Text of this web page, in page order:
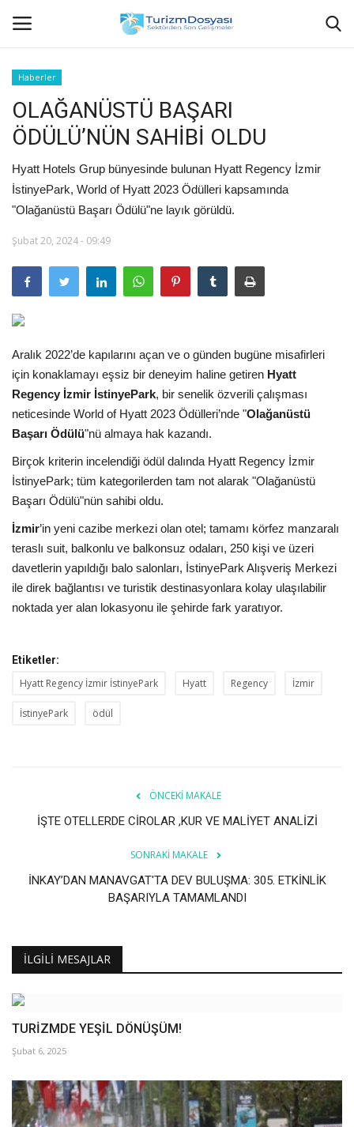
Anasayfa
Bize Ulaşın
Künye
KVKK Aydınlatma Metni
Görüntülü
Araştırma - İnceleme
Lezzet Durakları
Röportajlar
Gezi - Yorum
Sizlerden Gelenler
Yorumlar
Galeri
Haberler
OLAĞANÜSTÜ BAŞARI
ÖDÜLÜ’NÜN SAHİBİ OLDU
Hyatt Hotels Grup bünyesinde bulunan Hyatt Regency İzmir
İstinyePark, World of Hyatt 2023 Ödülleri kapsamında
"Olağanüstü Başarı Ödülü"ne layık görüldü.
Şubat 20, 2024 - 09:49
Aralık 2022’de kapılarını açan ve o günden bugüne misafirleri
için konaklamayı eşsiz bir deneyim haline getiren Hyatt
Regency İzmir İstinyePark, bir senelik özverili çalışması
neticesinde World of Hyatt 2023 Ödülleri’nde "Olağanüstü
Başarı Ödülü"nü almaya hak kazandı.
Birçok kriterin incelendiği ödül dalında Hyatt Regency İzmir
İstinyePark; tüm kategorilerden tam not alarak "Olağanüstü
Başarı Ödülü"nün sahibi oldu.
İzmir’in yeni cazibe merkezi olan otel; tamamı körfez manzaralı
teraslı suit, balkonlu ve balkonsuz odaları, 250 kişi ve üzeri
davetlerin yapıldığı balo salonları, İstinyePark Alışveriş Merkezi
ile direk bağlantısı ve turistik destinasyonlara kolay ulaşılabilir
noktada yer alan lokasyonu ile şehirde fark yaratıyor.
Etiketler:
Hyatt Regency İzmir İstinyePark Hyatt Regency İzmir
İstinyePark ödül
ÖNCEKI MAKALE
İŞTE OTELLERDE CİROLAR ,KUR VE MALİYET ANALİZİ
SONRAKI MAKALE
İNKAY’DAN MANAVGAT'TA DEV BULUŞMA: 305. ETKİNLİK
BAŞARIYLA TAMAMLANDI
İLGILI MESAJLAR
TURİZMDE YEŞİL DÖNÜŞÜM!
Şubat 6, 2025